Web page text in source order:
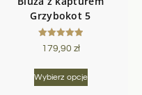
Grzybokot 5
Oceniono
5.00
179,90 zł
Wybierz opcje